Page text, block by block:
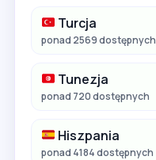
Turcja
ponad 2569 dostępnych
Tunezja
ponad 720 dostępnych
Hiszpania
ponad 4184 dostępnych